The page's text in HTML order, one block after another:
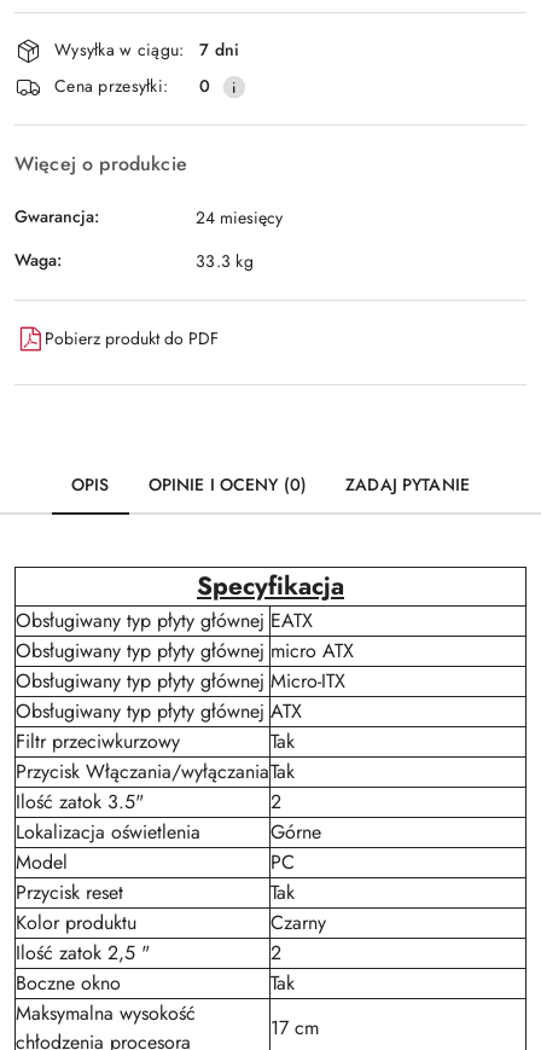
Wyślij
Dostępność
i
dostawa
Wysyłka w ciągu:
7 dni
Cena przesyłki:
0
Więcej o produkcie
Gwarancja:
24 miesięcy
Waga:
33.3 kg
Pobierz produkt do PDF
OPIS OPINIE I OCENY (0) ZADAJ PYTANIE
Specyfikacja
Obsługiwany typ płyty głównej EATX
Obsługiwany typ płyty głównej micro ATX
Obsługiwany typ płyty głównej Micro-ITX
Obsługiwany typ płyty głównej ATX
Filtr przeciwkurzowy
Tak
Przycisk Włączania/wyłączaniaTak
Ilość zatok 3.5"
2
Lokalizacja oświetlenia
Górne
Model
PC
Przycisk reset
Tak
Kolor produktu
Czarny
Ilość zatok 2,5 "
2
Boczne okno
Tak
Maksymalna wysokość
chłodzenia procesora
17 cm